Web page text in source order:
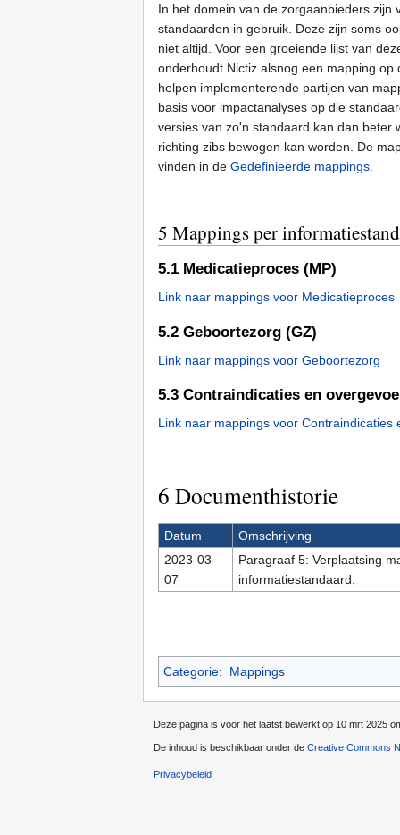
In het domein van de zorgaanbieders zijn
standaarden in gebruik. Deze zijn soms
niet altijd. Voor een groeiende lijst van
onderhoudt Nictiz alsnog een mapping op
helpen implementerende partijen van
basis voor impactanalyses op die
versies van zo'n standaard kan dan beter
richting zibs bewogen kan worden. De
vinden in de Gedefinieerde mappings
5 Mappings per
5.1 Medicatieproces (MP)
Link naar mappings voor Medicatieproces
5.2 Geboortezorg (GZ)
Link naar mappings voor Geboortezorg
5.3 Contraindicaties en
Link naar mappings voor Contraindicaties
6 Documenthistorie
Datum
Omschrijving
2023-03-
07
Paragraaf 5: Verplaatsing
informatiestandaard.
Categorie: Mappings
Deze pagina is voor het laatst bewerkt op 10 mrt 2025
De inhoud is beschikbaar onder de Creative Commons
Privacybeleid